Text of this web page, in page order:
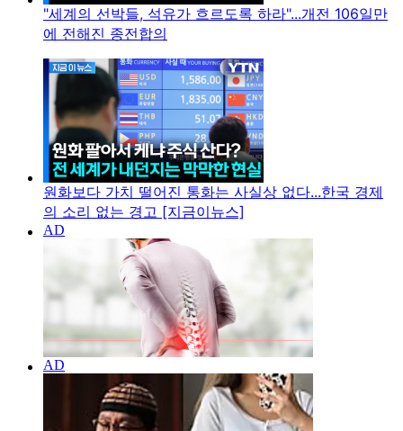
"세계의 선박들, 석유가 흐르도록 하라"...개전 106일만
에 전해진 종전합의
원화보다 가치 떨어진 통화는 사실상 없다...한국 경제
의 소리 없는 경고 [지금이뉴스]